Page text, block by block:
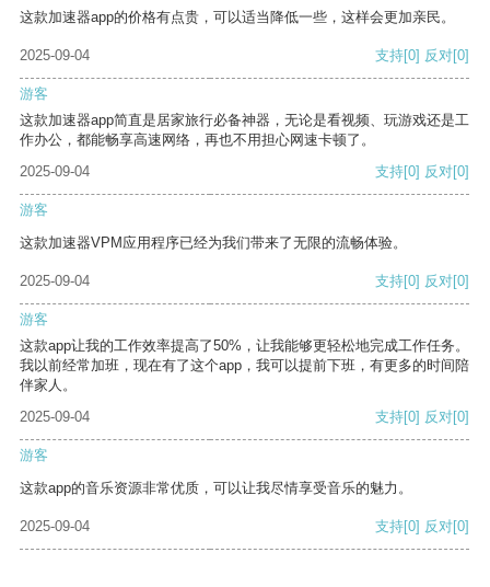
这款加速器app的价格有点贵，可以适当降低一些，这样会更加亲民。
2025-09-04 支持[0] 反对[0]
游客
这款加速器app简直是居家旅行必备神器，无论是看视频、玩游戏还是工
作办公，都能畅享高速网络，再也不用担心网速卡顿了。
2025-09-04
支持[0] 反对[0]
游客
这款加速器VPM应用程序已经为我们带来了无限的流畅体验。
2025-09-04 支持[0] 反对[0]
游客
这款app让我的工作效率提高了50%，让我能够更轻松地完成工作任务。
我以前经常加班，现在有了这个app，我可以提前下班，有更多的时间陪
伴家人。
2025-09-04
支持[0] 反对[0]
游客
这款app的音乐资源非常优质，可以让我尽情享受音乐的魅力。
2025-09-04 支持[0] 反对[0]